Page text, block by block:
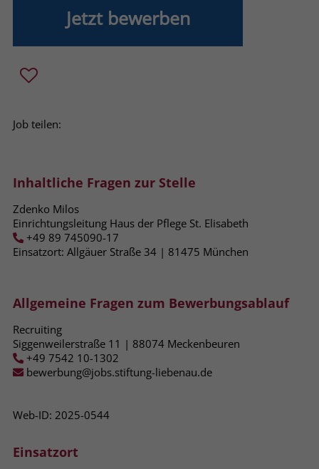
Jetzt bewerben
Job teilen:
Inhaltliche Fragen zur Stelle
Zdenko Milos
Einrichtungsleitung Haus der Pflege St. Elisabeth
+49 89 745090-17
Einsatzort: Allgäuer Straße 34 | 81475​ München
Allgemeine Fragen zum Bewerbungsablauf
Recruiting
Siggenweilerstraße 11 | 88074 Meckenbeuren
+49 7542 10-1302
bewerbung@jobs.stiftung-liebenau.de
Web-ID: 2025-0544
Einsatzort
Zweck
Dieses Cookie wird gesetzt, wenn ein
Name
Anbieter
Laufzeit 3 Monate
von Facebook zurückzuführen. Dieses
Verbraucher auf Facebook ist. Dieses
Cookie verfolgt die Besuche eines
Nutzers auf verschiedenen Websites
Facebook. Facebook kann dann die